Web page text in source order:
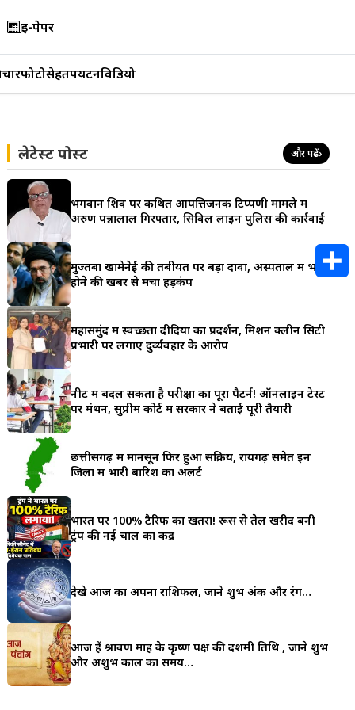
ई-पेपर
फोटोसेहतपर्यटनविडियो
लेटेस्ट पोस्ट और पढ़ें›
भगवान शिव पर कथित आपत्तिजनक टिप्पणी मामले में
अरुण पन्नालाल गिरफ्तार, सिविल लाइन पुलिस की कार्रवाई
मुज्तबा खामेनेई की तबीयत पर बड़ा दावा, अस्पताल में भर्ती
होने की खबर से मचा हड़कंप
महासमुंद में स्वच्छता दीदियों का प्रदर्शन, मिशन क्लीन सिटी
प्रभारी पर लगाए दुर्व्यवहार के आरोप
नीट में बदल सकता है परीक्षा का पूरा पैटर्न! ऑनलाइन टेस्ट
पर मंथन, सुप्रीम कोर्ट में सरकार ने बताई पूरी तैयारी
छत्तीसगढ़ में मानसून फिर हुआ सक्रिय, रायगढ़ समेत इन
जिलों में भारी बारिश का अलर्ट
भारत पर 100% टैरिफ का खतरा! रूस से तेल खरीद बनी
ट्रंप की नई चाल का केंद्र
देखे आज का अपना राशिफल, जाने शुभ अंक और रंग…
आज हैं श्रावण माह के कृष्ण पक्ष की दशमी तिथि , जाने शुभ
और अशुभ काल का समय…
h
r